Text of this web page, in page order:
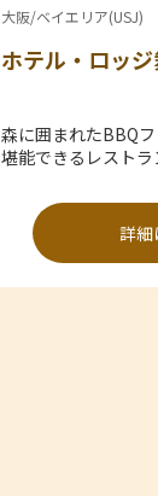
大阪/ベイエリア(USJ)
ホテル・ロッ
森に囲まれたBBQ
堪能できるレストラ
詳細